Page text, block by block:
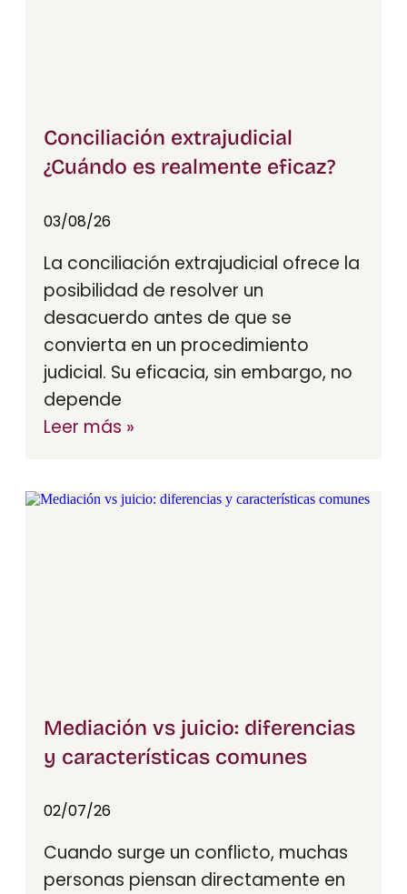
Conciliación extrajudicial
¿Cuándo es realmente eficaz?​
03/08/26
La conciliación extrajudicial ofrece la
posibilidad de resolver un
desacuerdo antes de que se
convierta en un procedimiento
judicial. Su eficacia, sin embargo, no
depende
Leer más »
Mediación vs juicio: diferencias
y características comunes
02/07/26
Cuando surge un conflicto, muchas
personas piensan directamente en